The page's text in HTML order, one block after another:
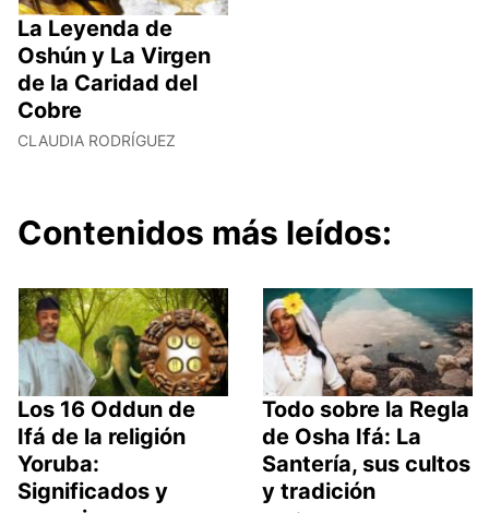
La Leyenda de
Oshún y La Virgen
de la Caridad del
Cobre
CLAUDIA RODRÍGUEZ
Contenidos más leídos:
Los 16 Oddun de
Ifá de la religión
Yoruba:
Significados y
Todo sobre la Regla
de Osha Ifá: La
Santería, sus cultos
y tradición